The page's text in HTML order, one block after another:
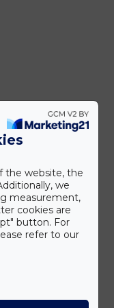
the website, the
we
measurement,
cookies are
button. For
refer to our